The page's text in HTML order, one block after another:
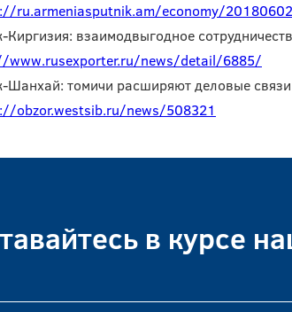
ru.armeniasputnik.am/economy/
Киргизия: взаимодвыгодное
www.rusexporter.ru/news/detail/6885/
Шанхай: томичи расширяют деловые
obzor.westsib.ru/news/508321
в курсе